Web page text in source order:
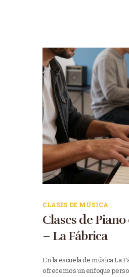
CLASES DE MÚSICA
Clases de
– La Fábrica
En la escuela de música La
ofrecemos un enfoque